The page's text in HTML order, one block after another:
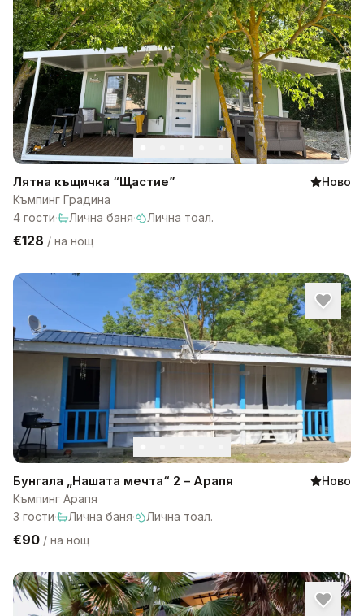
Лятна къщичка “Щастие”
Ново
Къмпинг Градина
4 гости· Лична баня· Лична тоал.
€128 / на нощ
Бунгала „Нашата мечта“ 2 – Арапя
Ново
Къмпинг Арапя
3 гости· Лична баня· Лична тоал.
€90 / на нощ